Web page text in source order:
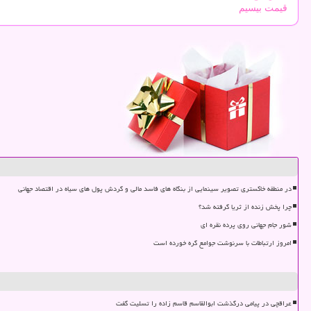
قیمت بیسیم
در منطقه خاکستری تصویر سینمایی از بنگاه های فاسد مالی و گردش پول های سیاه در اقتصاد جهانی
چرا پخش زنده از ثریا گرفته شد؟
شور جام جهانی روی پرده نقره ای
امروز ارتباطات با سرنوشت جوامع گره خورده است
عراقچی در پیامی درگذشت ابوالقاسم قاسم زاده را تسلیت گفت